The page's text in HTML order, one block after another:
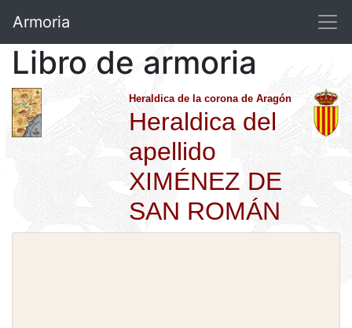
Armoria
Libro de armoria
Heraldica de la corona de Aragón
Heraldica del
apellido
XIMÉNEZ DE
SAN ROMÁN